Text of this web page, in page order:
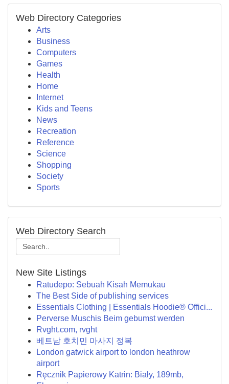
Web Directory Categories
Arts
Business
Computers
Games
Health
Home
Internet
Kids and Teens
News
Recreation
Reference
Science
Shopping
Society
Sports
Web Directory Search
New Site Listings
Ratudepo: Sebuah Kisah Memukau
The Best Side of publishing services
Essentials Clothing | Essentials Hoodie® Offici...
Perverse Muschis Beim gebumst werden
Rvght.com, rvght
베트남 호치민 마사지 정복
London gatwick airport to london heathrow
airport
Ręcznik Papierowy Katrin: Biały, 189mb,